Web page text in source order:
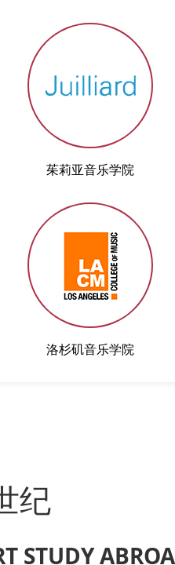
茱莉亚音乐学院
洛杉矶音乐学院
纪
STUDY